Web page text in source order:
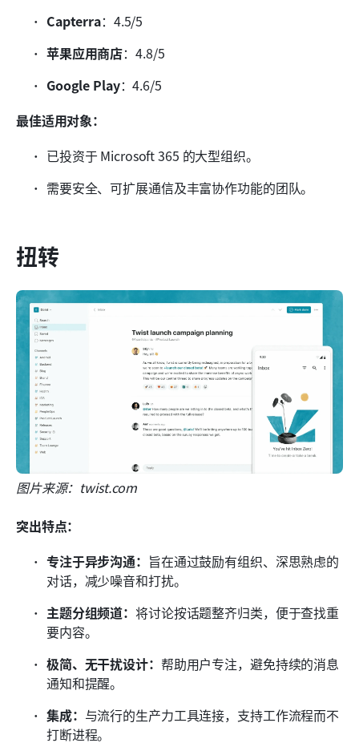
Capterra：4.5/5
苹果应用商店：4.8/5
Google Play：4.6/5
最佳适用对象：
已投资于 Microsoft 365 的大型组织。
需要安全、可扩展通信及丰富协作功能的团队。
扭转
图片来源：twist.com
突出特点：
专注于异步沟通： 旨在通过鼓励有组织、深思熟虑的
对话，减少噪音和打扰。
主题分组频道：将讨论按话题整齐归类，便于查找重
要内容。
极简、无干扰设计： 帮助用户专注，避免持续的消息
通知和提醒。
集成： 与流行的生产力工具连接，支持工作流程而不
打断进程。